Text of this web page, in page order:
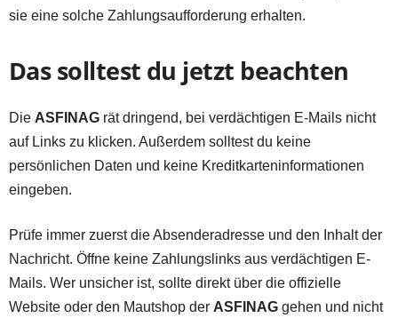
sie eine solche Zahlungsaufforderung erhalten.
Das solltest du jetzt beachten
Die ASFINAG rät dringend, bei verdächtigen E-Mails nicht
auf Links zu klicken. Außerdem solltest du keine
persönlichen Daten und keine Kreditkarteninformationen
eingeben.
Prüfe immer zuerst die Absenderadresse und den Inhalt der
Nachricht. Öffne keine Zahlungslinks aus verdächtigen E-
Mails. Wer unsicher ist, sollte direkt über die offizielle
Website oder den Mautshop der ASFINAG gehen und nicht